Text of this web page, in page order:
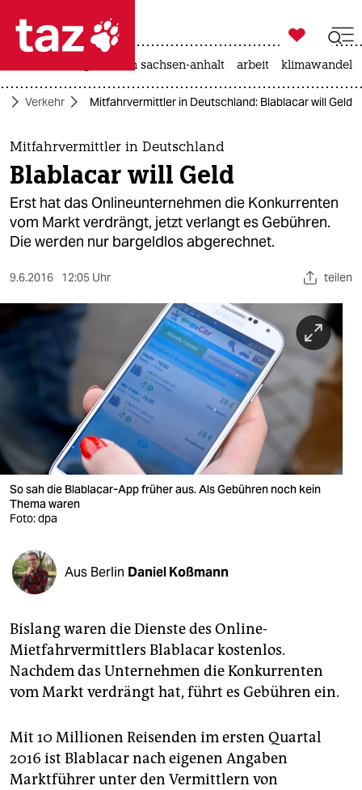
 taz zahl ich
taz zahl ich
themen
politik
öko
sport
wahrheit
verlag
verlag
shop
fragen & hilfe
unterstützen
abo
genossenschaft
epaper login

taz zahl ich
landtagswahl in sachsen-anhalt arbeit klimawandel
Verkehr Mitfahrvermittler in Deutschland: Blablacar will Geld
Mitfahrvermittler in Deutschland
Blablacar will Geld
Erst hat das Onlineunternehmen die Konkurrenten
vom Markt verdrängt, jetzt verlangt es Gebühren.
Die werden nur bargeldlos abgerechnet.
9.6.2016 12:05 Uhr teilen
So sah die Blablacar-App früher aus. Als Gebühren noch kein
Thema waren
Foto: dpa
Aus Berlin Daniel Koßmann
Bislang waren die Dienste des Online-
Mietfahrvermittlers Blablacar kostenlos.
Nachdem das Unternehmen die Konkurrenten
vom Markt verdrängt hat, führt es Gebühren ein.
Mit 10 Millionen Reisenden im ersten Quartal
2016 ist Blablacar nach eigenen Angaben
Marktführer unter den Vermittlern von